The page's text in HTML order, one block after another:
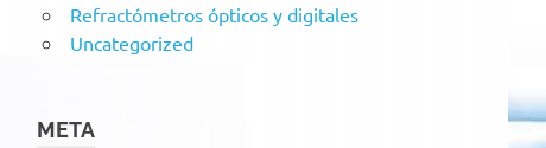
Refractómetros ópticos y digitales
Uncategorized
META